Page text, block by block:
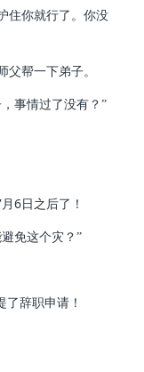
住你就行了。你没
父帮一下弟子。
事情过了没有？”
月 6日之后了！
免这个灾？”
了辞职申请！